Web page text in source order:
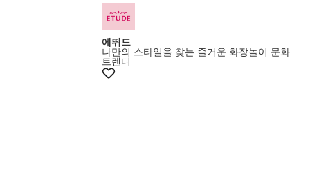
에뛰드
나만의 스타일을 찾는 즐거운 화장놀이 문화
트렌디